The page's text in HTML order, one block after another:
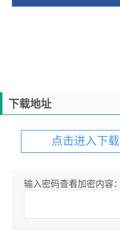
下载地址
点击进入下载
输入密码查看加密内容：